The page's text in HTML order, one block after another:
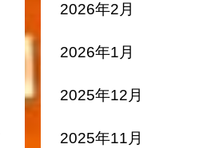
2026年2月
2026年1月
2025年12月
2025年11月